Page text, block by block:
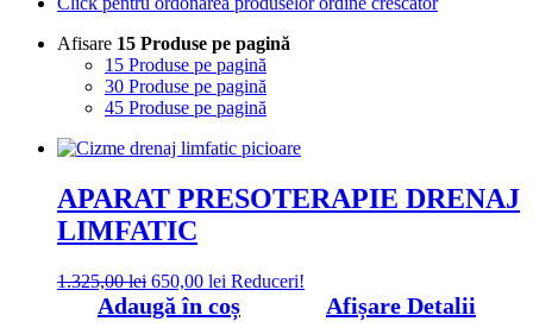
Afisare 15 Produse pe pagină
15 Produse pe pagină
30 Produse pe pagină
45 Produse pe pagină
APARAT PRESOTERAPIE DRENAJ
LIMFATIC
1.325,00lei Prețul
inițial
a
650,00 lei Prețul
curent
este:
Reduceri!
Adaugă în coș Afișare Detalii